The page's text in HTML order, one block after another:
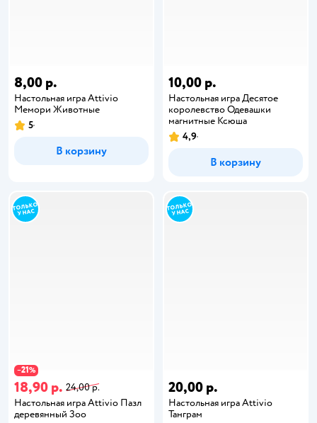
8,00 р.
Настольная игра Attivio
Мемори Животные
5
В корзину
10,00 р.
Настольная игра Десятое
королевство Одевашки
магнитные Ксюша
4,9
В корзину
−21%
18,90 р. 24,00 р.
Настольная игра Attivio Пазл
деревянный Зоо
20,00 р.
Настольная игра Attivio
Танграм